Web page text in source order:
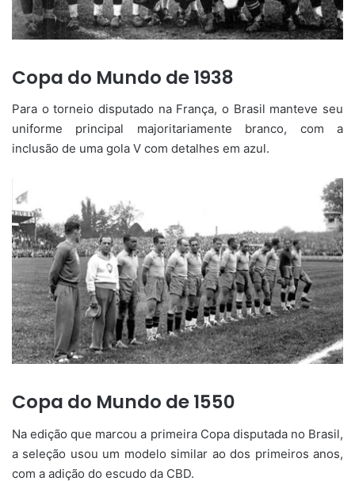
Copa do Mundo de 1938
Para o torneio disputado na França, o Brasil manteve seu
uniforme principal majoritariamente branco, com a
inclusão de uma gola V com detalhes em azul.
Copa do Mundo de 1550
Na edição que marcou a primeira Copa disputada no Brasil,
a seleção usou um modelo similar ao dos primeiros anos,
com a adição do escudo da CBD.